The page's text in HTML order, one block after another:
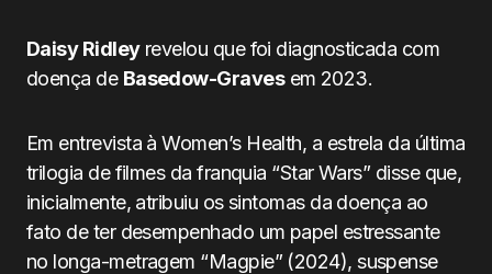
Daisy Ridleyrevelou que foi diagnosticada com
doença de Basedow-Gravesem 2023.
Em entrevista à Women’s Health, a estrela da última
trilogia de filmes da franquia “Star Wars” disse que,
inicialmente, atribuiu os sintomas da doença ao
fato de ter desempenhado um papel estressante
no longa-metragem “Magpie” (2024), suspense